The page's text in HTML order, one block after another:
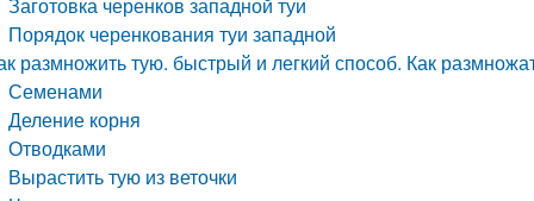
Порядок черенкования туи западной
размножить тую. быстрый и легкий способ. Как
Семенами
Деление корня
Отводками
Вырастить тую из веточки